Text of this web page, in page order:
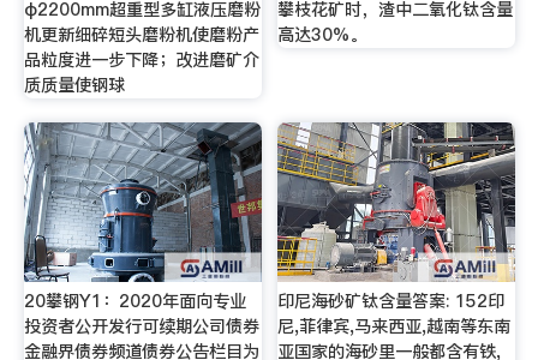
φ2200mm超重型多缸液压磨粉
机更新细碎短头磨粉机使磨粉产
品粒度进一步下降；改进磨矿介
质质量使钢球
攀枝花矿时，渣中二氧化钛含量
高达30%。
20攀钢Y1：2020年面向专业
投资者公开发行可续期公司债券
金融界债券频道债券公告栏目为
印尼海砂矿钛含量答案: 152印
尼,菲律宾,马来西亚,越南等东南
亚国家的海砂里一般都含有铁,